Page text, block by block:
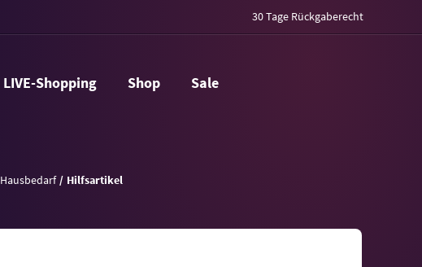
30 Tage Rückgaberecht
LIVE-Shopping Shop Sale
Hausbedarf Hilfsartikel